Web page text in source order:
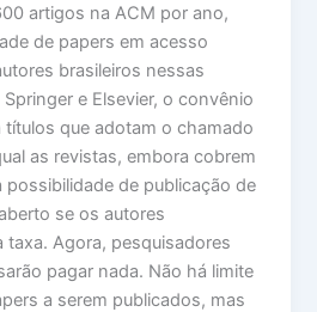
artigos na ACM por ano,
de papers em acesso
brasileiros nessas
e Elsevier, o convênio
títulos que adotam o chamado
as revistas, embora cobrem
possibilidade de publicação de
se os autores
taxa. Agora, pesquisadores
pagar nada. Não há limite
a serem publicados, mas